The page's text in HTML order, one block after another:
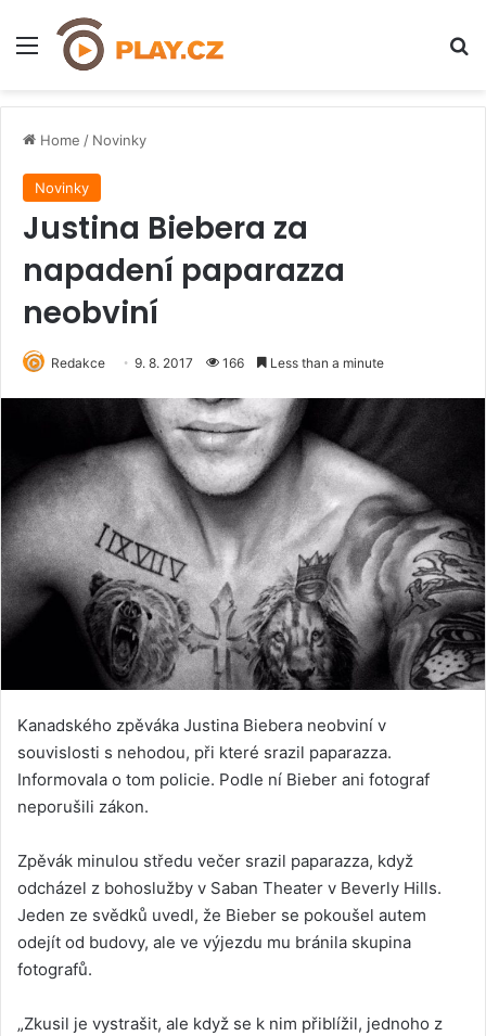
Menu
Home / Novinky
Novinky
Justina Biebera za
napadení paparazza
neobviní
Redakce 9. 8. 2017 166 Less than a minute
Kanadského zpěváka Justina Biebera neobviní v
souvislosti s nehodou, při které srazil paparazza.
Informovala o tom policie. Podle ní Bieber ani fotograf
neporušili zákon.
Zpěvák minulou středu večer srazil paparazza, když
odcházel z bohoslužby v Saban Theater v Beverly Hills.
Jeden ze svědků uvedl, že Bieber se pokoušel autem
odejít od budovy, ale ve výjezdu mu bránila skupina
fotografů.
„Zkusil je vystrašit, ale když se k nim přiblížil, jednoho z